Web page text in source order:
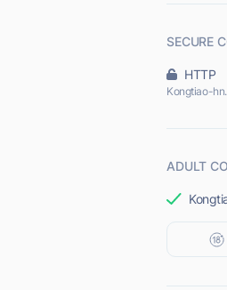
SECURE
HTTP
Kongtiao-
ADULT